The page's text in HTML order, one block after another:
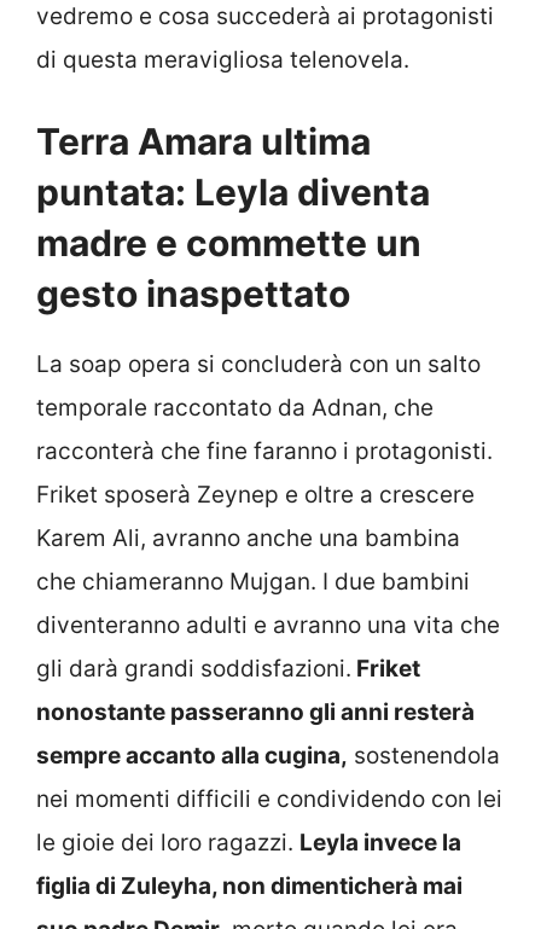
vedremo e cosa succederà ai protagonisti
di questa meravigliosa telenovela.
Terra Amara ultima
puntata: Leyla diventa
madre e commette un
gesto inaspettato
La soap opera si concluderà con un salto
temporale raccontato da Adnan, che
racconterà che fine faranno i protagonisti.
Friket sposerà Zeynep e oltre a crescere
Karem Ali, avranno anche una bambina
che chiameranno Mujgan. I due bambini
diventeranno adulti e avranno una vita che
gli darà grandi soddisfazioni. Friket
nonostante passeranno gli anni resterà
sempre accanto alla cugina, sostenendola
nei momenti difficili e condividendo con lei
le gioie dei loro ragazzi. Leyla invece la
figlia di Zuleyha, non dimenticherà mai